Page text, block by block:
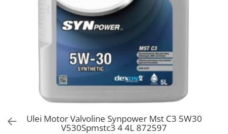
Bord | Plastice Interioare
Parfumuri | Odorizante
CEARA | SEALANT | TRATAMENTE
HIDROFOBE
PROTECTIE | COATING CERAMIC
POLISH | SLEFUIRE | BURETI
LAVETE | PROSOAPE
ACCESORII | ECHIPAMENTE |
APARATURA
Ulei Motor Valvoline Synpower Mst C3 5W30
V530Spmstc3 4 4L 872597